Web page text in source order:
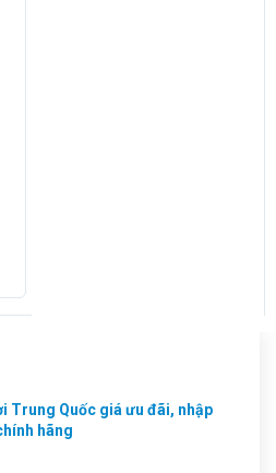
Trung Quốc giá ưu đãi, nhập
hãng